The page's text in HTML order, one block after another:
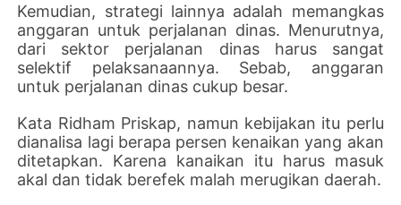
Kemudian, strategi lainnya adalah memangkas
anggaran untuk perjalanan dinas. Menurutnya,
dari sektor perjalanan dinas harus sangat
selektif pelaksanaannya. Sebab, anggaran
untuk perjalanan dinas cukup besar.
Kata Ridham Priskap, namun kebijakan itu perlu
dianalisa lagi berapa persen kenaikan yang akan
ditetapkan. Karena kanaikan itu harus masuk
akal dan tidak berefek malah merugikan daerah.